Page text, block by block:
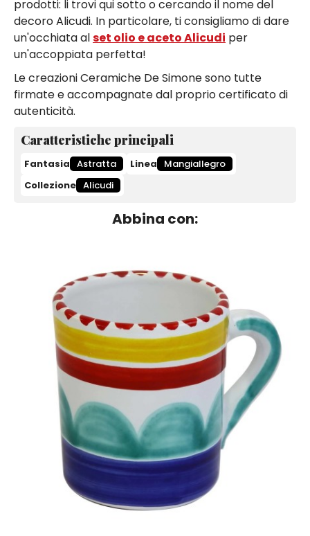
prodotti: li trovi qui sotto o cercando il nome del
decoro Alicudi. In particolare, ti consigliamo di dare
un'occhiata alset olio e aceto Alicudi per
un'accoppiata perfetta!
Le creazioni Ceramiche De Simone sono tutte
firmate e accompagnate dal proprio certificato di
autenticità.
Caratteristiche principali
Fantasia Astratta Linea
Mangiallegro
Collezione Alicudi
Abbina con: